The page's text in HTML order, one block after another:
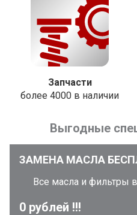
Запчасти
более 4000 в наличии
Выгодные
ЗАМЕНА МАСЛА
Все масла и фильтры
0 рублей !!!